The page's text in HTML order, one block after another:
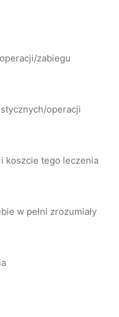
zabiegu
operacji
koszcie tego leczenia
w pełni zrozumiały